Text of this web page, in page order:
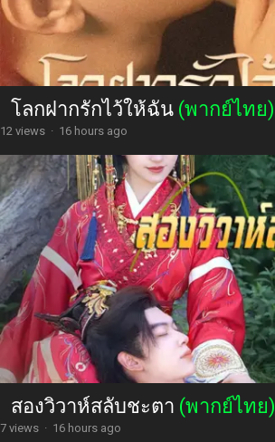
โลกฝากรักไว้ให้ฉัน (พากย์ไทย)
12 views · 16 hours ago
สองวิวาห์สลับชะตา (พากย์ไทย)
7 views · 16 hours ago